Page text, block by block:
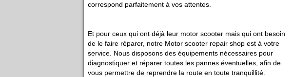
correspond parfaitement à vos attentes.
Et pour ceux qui ont déjà leur motor scooter mais qui ont besoin
de le faire réparer, notre Motor scooter repair shop est à votre
service. Nous disposons des équipements nécessaires pour
diagnostiquer et réparer toutes les pannes éventuelles, afin de
vous permettre de reprendre la route en toute tranquillité.